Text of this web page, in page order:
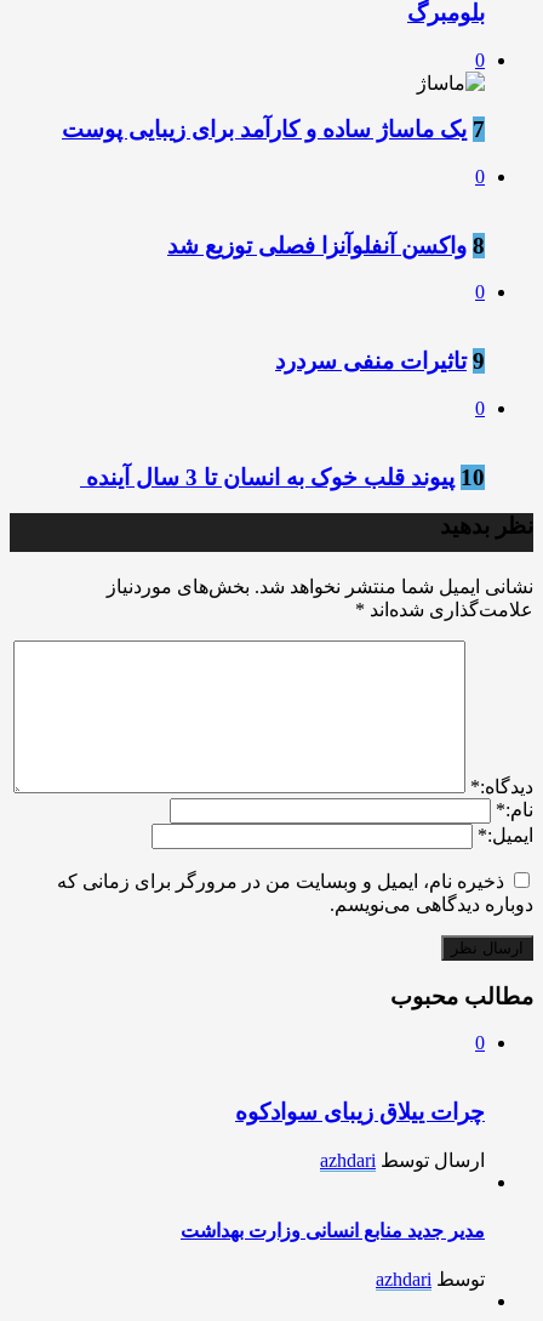
بلومبرگ
0
7 یک ماساژ ساده و کارآمد برای زیبایی پوست
0
8 واکسن آنفلوآنزا فصلی توزیع شد
0
9 تاثیرات منفی سردرد
0
10 پیوند قلب خوک به انسان تا 3 سال آینده
نظر بدهید
نشانی ایمیل شما منتشر نخواهد شد. بخش‌های موردنیاز
علامت‌گذاری شده‌اند *
ديدگاه:*
نام:*
ایمیل:*
ذخیره نام، ایمیل و وبسایت من در مرورگر برای زمانی که
دوباره دیدگاهی می‌نویسم.
مطالب محبوب
0
چرات ییلاق زیبای سوادکوه
ارسال توسط azhdari
مدیر جدید منابع انسانی وزارت بهداشت
توسط azhdari